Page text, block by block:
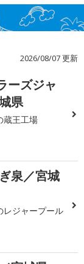
2026/08/07 更新
ーズジャ
県
蔵王工場
泉／宮城
レジャープール